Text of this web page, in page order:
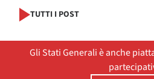
TUTTI I POST
Gli Stati Generali è anche